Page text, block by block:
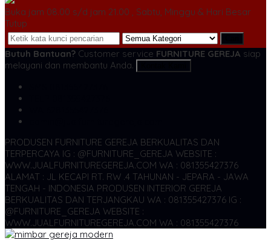
Buka jam 08.00 s/d jam 21.00 , Sabtu, Minggu & Hari Besar
Tutup
Butuh Bantuan? Customer service FURNITURE GEREJA siap
melayani dan membantu Anda.
PRODUSEN FURNITURE GEREJA BERKUALITAS DAN
TERPERCAYA IG : @FURNITURE_GEREJA WEBSITE :
WWW.JUALFURNITUREGEREJA.COM WA : 081355427376
ALAMAT : JL KECAPI RT. RW .4 TAHUNAN - JEPARA - JAWA
TENGAH - INDONESIA PRODUSEN INTERIOR GEREJA
BERKUALITAS DAN TERJANGKAU WA : 081355427376 IG :
@FURNITURE_GEREJA WEBSITE :
WWW.JUALFURNITUREGEREJA.COM WA : 081355427376